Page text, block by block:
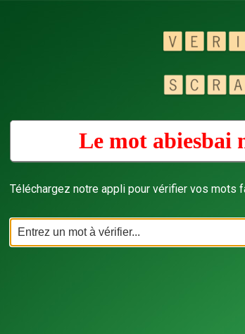
Le mot abiesbai
Téléchargez notre appli pour vérifier vos mots